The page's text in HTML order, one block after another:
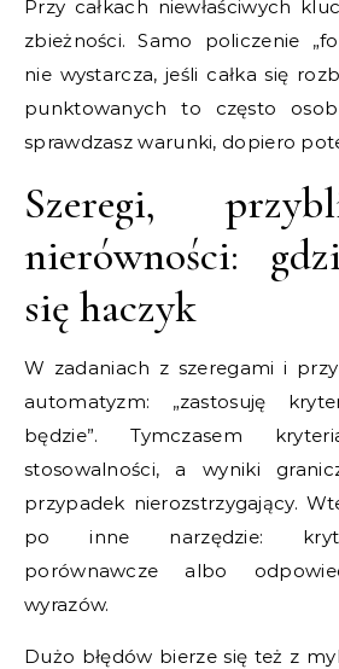
Przy całkach niewłaściwych
zbieżności. Samo policzenie
nie wystarcza, jeśli całka się
punktowanych to często
sprawdzasz warunki, dopiero
Szeregi,
nierówności:
się haczyk
W zadaniach z szeregami i
automatyzm: „zastosuję
będzie”. Tymczasem
stosowalności, a wyniki
przypadek nierozstrzygający.
po inne narzędzie:
porównawcze albo
wyrazów.
Dużo błędów bierze się też z